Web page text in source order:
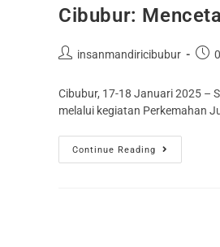
Cibubur:
insanmandiricibubur
Cibubur, 17-18 Januari 2025 –
melalui kegiatan Perkemahan
Continue Reading